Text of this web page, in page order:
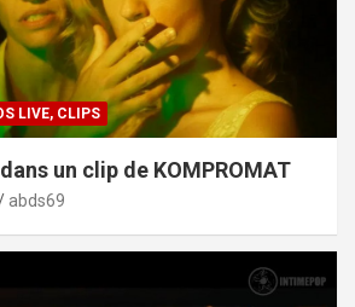
LIVE, CLIPS
un clip de KOMPROMAT
abds69